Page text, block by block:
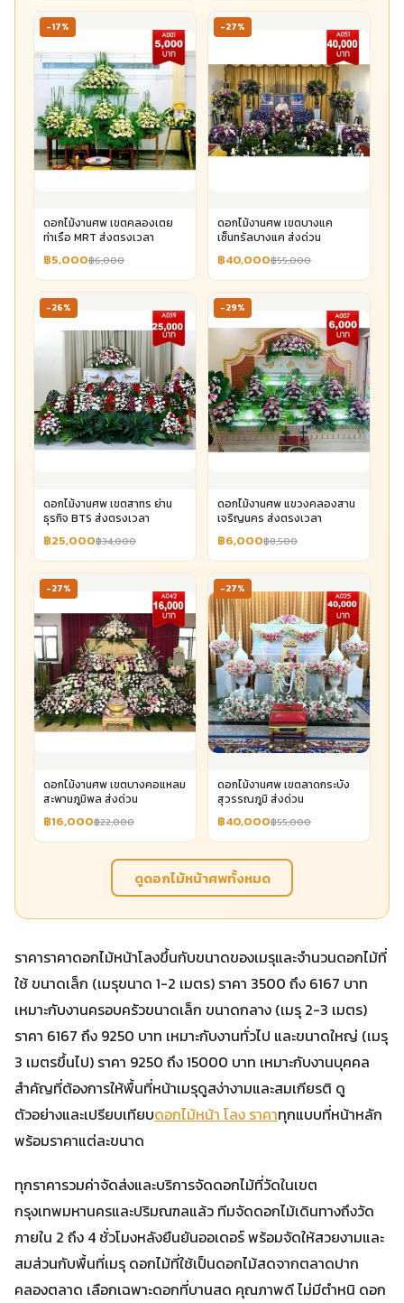
-17%
ดอกไม้งานศพ เขตคลองเตย
ท่าเรือ MRT ส่งตรงเวลา
฿5,000฿6,000
-27%
ดอกไม้งานศพ เขตบางแค
เซ็นทรัลบางแค ส่งด่วน
฿40,000฿55,000
-26%
ดอกไม้งานศพ เขตสาทร ย่าน
ธุรกิจ BTS ส่งตรงเวลา
฿25,000฿34,000
-29%
ดอกไม้งานศพ แขวงคลองสาน
เจริญนคร ส่งตรงเวลา
฿6,000฿8,500
-27%
ดอกไม้งานศพ เขตบางคอแหลม
สะพานภูมิพล ส่งด่วน
฿16,000฿22,000
-27%
ดอกไม้งานศพ เขตลาดกระบัง
สุวรรณภูมิ ส่งด่วน
฿40,000฿55,000
ดูดอกไม้หน้าศพทั้งหมด
ราคาราคาดอกไม้หน้าโลงขึ้นกับขนาดของเมรุและจำนวนดอกไม้ที่
ใช้ ขนาดเล็ก (เมรุขนาด 1-2 เมตร) ราคา 3500 ถึง 6167 บาท
เหมาะกับงานครอบครัวขนาดเล็ก ขนาดกลาง (เมรุ 2-3 เมตร)
ราคา 6167 ถึง 9250 บาท เหมาะกับงานทั่วไป และขนาดใหญ่ (เมรุ
3 เมตรขึ้นไป) ราคา 9250 ถึง 15000 บาท เหมาะกับงานบุคคล
สำคัญที่ต้องการให้พื้นที่หน้าเมรุดูสง่างามและสมเกียรติ ดู
ตัวอย่างและเปรียบเทียบดอกไม้หน้า โลง ราคาทุกแบบที่หน้าหลัก
พร้อมราคาแต่ละขนาด
ทุกราคารวมค่าจัดส่งและบริการจัดดอกไม้ที่วัดในเขต
กรุงเทพมหานครและปริมณฑลแล้ว ทีมจัดดอกไม้เดินทางถึงวัด
ภายใน 2 ถึง 4 ชั่วโมงหลังยืนยันออเดอร์ พร้อมจัดให้สวยงามและ
สมส่วนกับพื้นที่เมรุ ดอกไม้ที่ใช้เป็นดอกไม้สดจากตลาดปาก
คลองตลาด เลือกเฉพาะดอกที่บานสด คุณภาพดี ไม่มีตำหนิ ดอก